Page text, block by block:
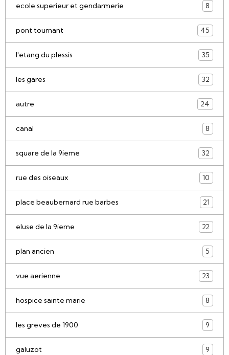
ecole superieur et gendarmerie 8
pont tournant 45
l'etang du plessis 35
les gares 32
autre 24
canal 8
square de la 9ieme 32
rue des oiseaux 10
place beaubernard rue barbes 21
eluse de la 9ieme 22
plan ancien 5
vue aerienne 23
hospice sainte marie 8
les greves de 1900 9
galuzot 9